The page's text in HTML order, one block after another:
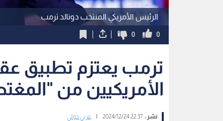
الرئيس الأمريكي المنتخب دونالد ترمب
0
0
ترمب يعتزم تطبيق
الأمريكيين من
نشر :22:37 2024/12/24 عربي دولي